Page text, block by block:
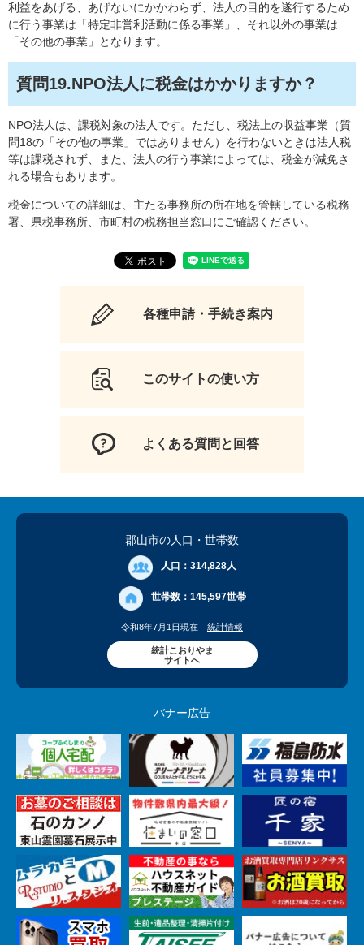
利益をあげる、あげないにかかわらず、法人の目的を遂行するため
に行う事業は「特定非営利活動に係る事業」、それ以外の事業は
「その他の事業」となります。
質問19.NPO法人に税金はかかりますか？
NPO法人は、課税対象の法人です。ただし、税法上の収益事業（質
問18の「その他の事業」ではありません）を行わないときは法人税
等は課税されず、また、法人の行う事業によっては、税金が減免さ
れる場合もあります。
税金についての詳細は、主たる事務所の所在地を管轄している税務
署、県税事務所、市町村の税務担当窓口にご確認ください。
各種申請・手続き案内
このサイトの使い方
よくある質問と回答
郡山市の人口 ・世帯数
人口： 314,828人
世帯数： 145,597世帯
令和8年7月1日現在 統計情報
統計こおりやま
サイトへ
バナー広告